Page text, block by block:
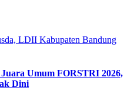
Umum FORSTRI 2026,
Dini